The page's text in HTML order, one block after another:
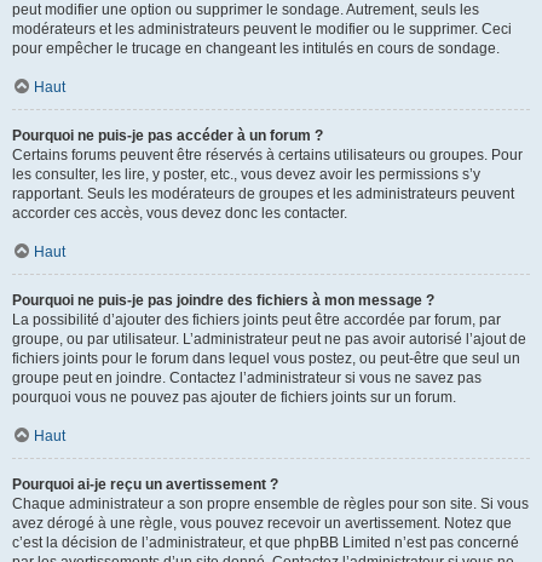
peut modifier une option ou supprimer le sondage. Autrement, seuls les
modérateurs et les administrateurs peuvent le modifier ou le supprimer. Ceci
pour empêcher le trucage en changeant les intitulés en cours de sondage.
Haut
Pourquoi ne puis-je pas accéder à un forum ?
Certains forums peuvent être réservés à certains utilisateurs ou groupes. Pour
les consulter, les lire, y poster, etc., vous devez avoir les permissions s’y
rapportant. Seuls les modérateurs de groupes et les administrateurs peuvent
accorder ces accès, vous devez donc les contacter.
Haut
Pourquoi ne puis-je pas joindre des fichiers à mon message ?
La possibilité d’ajouter des fichiers joints peut être accordée par forum, par
groupe, ou par utilisateur. L’administrateur peut ne pas avoir autorisé l’ajout de
fichiers joints pour le forum dans lequel vous postez, ou peut-être que seul un
groupe peut en joindre. Contactez l’administrateur si vous ne savez pas
pourquoi vous ne pouvez pas ajouter de fichiers joints sur un forum.
Haut
Pourquoi ai-je reçu un avertissement ?
Chaque administrateur a son propre ensemble de règles pour son site. Si vous
avez dérogé à une règle, vous pouvez recevoir un avertissement. Notez que
c’est la décision de l’administrateur, et que phpBB Limited n’est pas concerné